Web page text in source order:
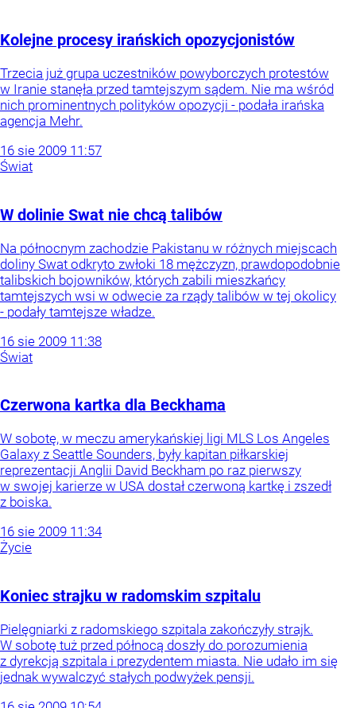
Kolejne procesy irańskich opozycjonistów
Trzecia już grupa uczestników powyborczych protestów
w Iranie stanęła przed tamtejszym sądem. Nie ma wśród
nich prominentnych polityków opozycji - podała irańska
agencja Mehr.
16 sie 2009 11:57
Świat
W dolinie Swat nie chcą talibów
Na północnym zachodzie Pakistanu w różnych miejscach
doliny Swat odkryto zwłoki 18 mężczyzn, prawdopodobnie
talibskich bojowników, których zabili mieszkańcy
tamtejszych wsi w odwecie za rządy talibów w tej okolicy
- podały tamtejsze władze.
16 sie 2009 11:38
Świat
Czerwona kartka dla Beckhama
W sobotę, w meczu amerykańskiej ligi MLS Los Angeles
Galaxy z Seattle Sounders, były kapitan piłkarskiej
reprezentacji Anglii David Beckham po raz pierwszy
w swojej karierze w USA dostał czerwoną kartkę i zszedł
z boiska.
16 sie 2009 11:34
Życie
Koniec strajku w radomskim szpitalu
Pielęgniarki z radomskiego szpitala zakończyły strajk.
W sobotę tuż przed północą doszły do porozumienia
z dyrekcją szpitala i prezydentem miasta. Nie udało im się
jednak wywalczyć stałych podwyżek pensji.